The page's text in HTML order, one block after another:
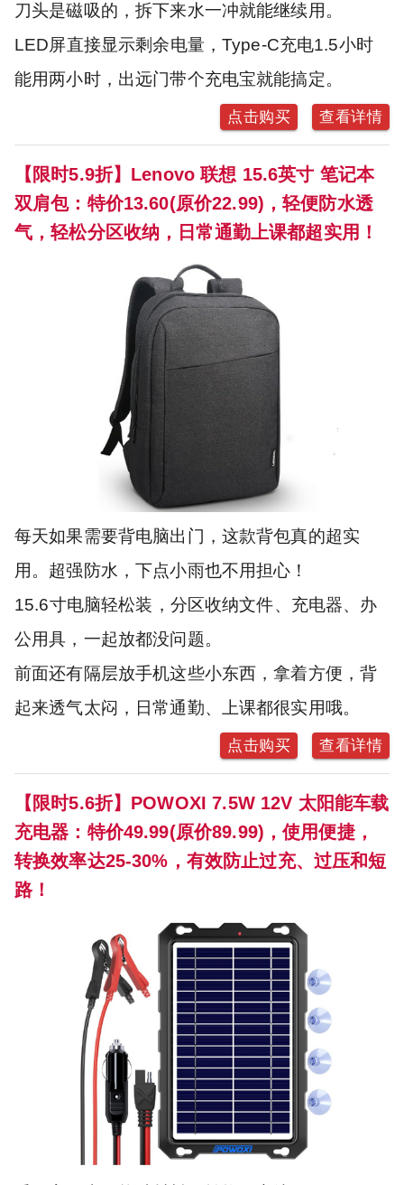
刀头是磁吸的，拆下来水一冲就能继续用。
LED屏直接显示剩余电量，Type-C充电1.5小时
能用两小时，出远门带个充电宝就能搞定。
点击购买 查看详情
【限时5.9折】Lenovo 联想 15.6英寸 笔记本
双肩包：特价13.60(原价22.99)，轻便防水透
气，轻松分区收纳，日常通勤上课都超实用！
每天如果需要背电脑出门，这款背包真的超实
用。超强防水，下点小雨也不用担心！
15.6寸电脑轻松装，分区收纳文件、充电器、办
公用具，一起放都没问题。
前面还有隔层放手机这些小东西，拿着方便，背
起来透气太闷，日常通勤、上课都很实用哦。
点击购买 查看详情
【限时5.6折】POWOXI 7.5W 12V 太阳能车载
充电器：特价49.99(原价89.99)，使用便捷，
转换效率达25-30%，有效防止过充、过压和短
路！